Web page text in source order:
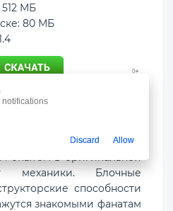
МБ
80 МБ
сообществаMinecraft
Блочные
способности
знакомыми фанатам
notifications
Discard Allow